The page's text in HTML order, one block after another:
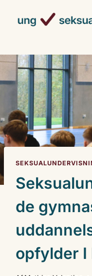
de
opfylder I